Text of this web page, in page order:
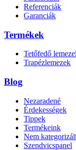
Referenciák
Garanciák
Termékek
Tetőfedő
Trapézlemezek
Blog
Nezaradené
Érdekességek
Tippek
Termékeink
Nem
Szendvicspanel